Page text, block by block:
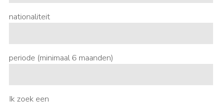
nationaliteit
periode (minimaal 6 maanden)
Ik zoek een